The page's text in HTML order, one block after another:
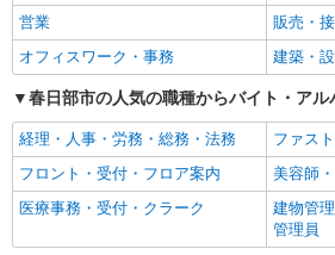
【職場環境◎】よすぎ
手募集♪未経験OK！
時給1600円〜2250
キープ
アルバイト パート 職業紹介
株式会社トラストグロース 新宿本社 第3
新卒・第二新卒歓迎
女性活
主婦・主夫歓迎
フリー
学歴不問
ブラン
ミドル（40代～）活躍中
エルダ
シニア（60代～）活躍中
昇給あり
週払い
禁煙・
転勤なし
営業
販売・
オフィスワーク・事務
建築・
春日部市の人気の職種からバイト・ア
経理・人事・労務・総務・法務
ファス
フロント・受付・フロア案内
美容師
医療事務・受付・クラーク
建物管
管理員